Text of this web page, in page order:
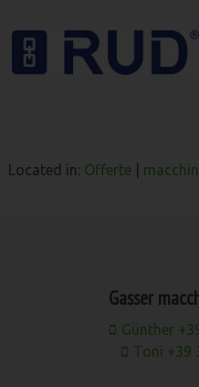
Located in: Offerte
Gasser
Günther
Toni +39